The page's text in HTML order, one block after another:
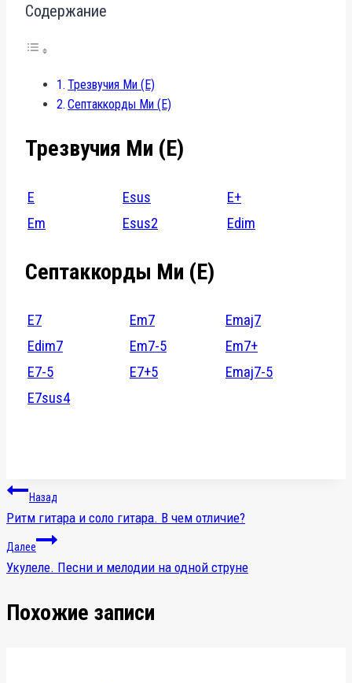
Содержание
Трезвучия Ми (E)
Септаккорды Ми (E)
Трезвучия Ми (E)
E Esus
E+
Em
Esus2 Edim
Септаккорды Ми (E)
E7 Em7
Emaj7
Edim7
Em7-5
Em7+
E7-5
E7+5
Emaj7-5
E7sus4
Навигация
по
записям
Назад
Ритм гитара и соло гитара. В чем отличие?
Далее
Укулеле. Песни и мелодии на одной струне
Похожие записи